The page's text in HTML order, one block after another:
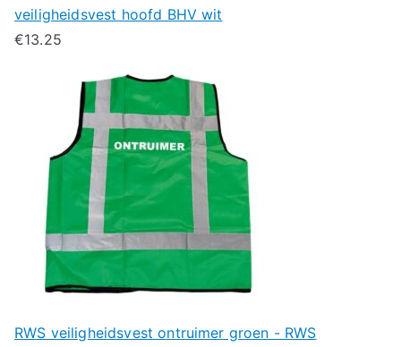
veiligheidsvest hoofd BHV wit
€13.25
RWS veiligheidsvest ontruimer groen - RWS